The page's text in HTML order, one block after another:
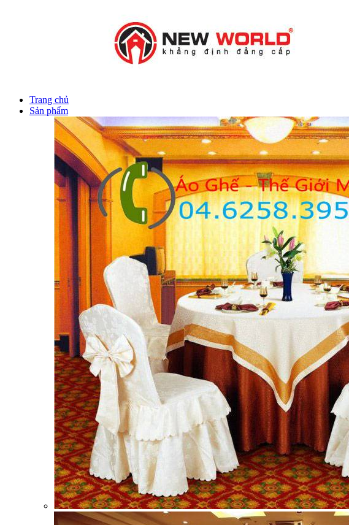
Trang chủ
Sản phẩm